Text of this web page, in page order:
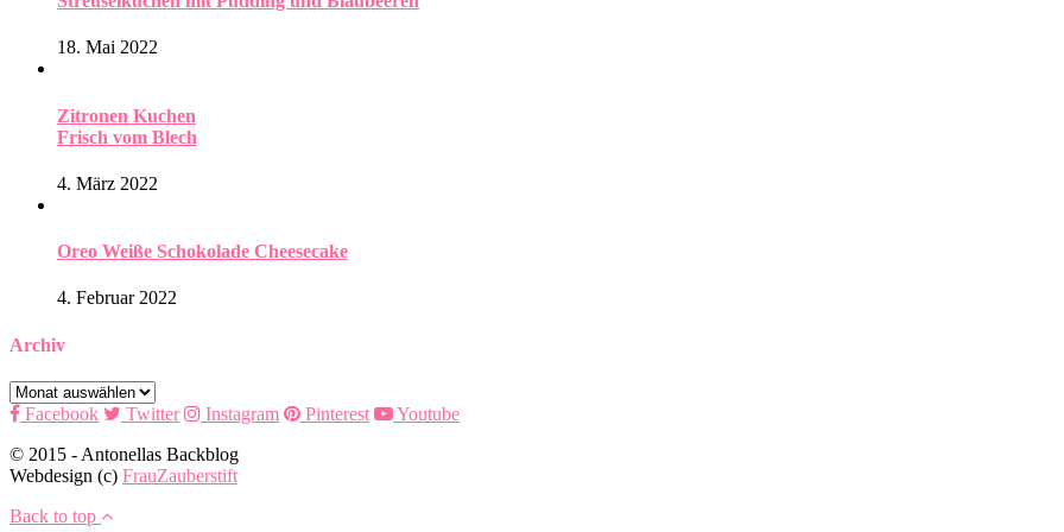
18. Mai 2022
Zitronen Kuchen
Frisch vom Blech
4. März 2022
Oreo Weiße Schokolade Cheesecake
4. Februar 2022
Archiv
Archiv
Facebook
Twitter Instagram Pinterest
Youtube
© 2015 - Antonellas Backblog
Webdesign (c) FrauZauberstift
Back to top